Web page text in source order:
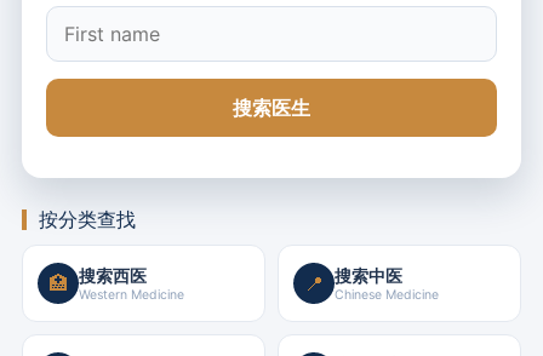
搜索医生
按分类查找
🏥 搜索西医
Western Medicine 📍 搜索中医
Chinese Medicine